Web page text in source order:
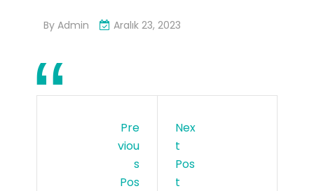
By Admin Aralık 23, 2023
Pre
Viou
S
Pos
Nex
T
Pos
T